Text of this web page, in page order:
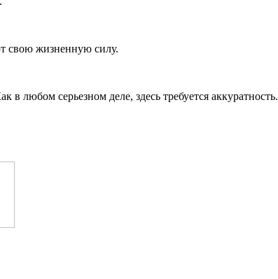
свою жизненную силу.
любом серьезном деле, здесь требуется аккуратность.